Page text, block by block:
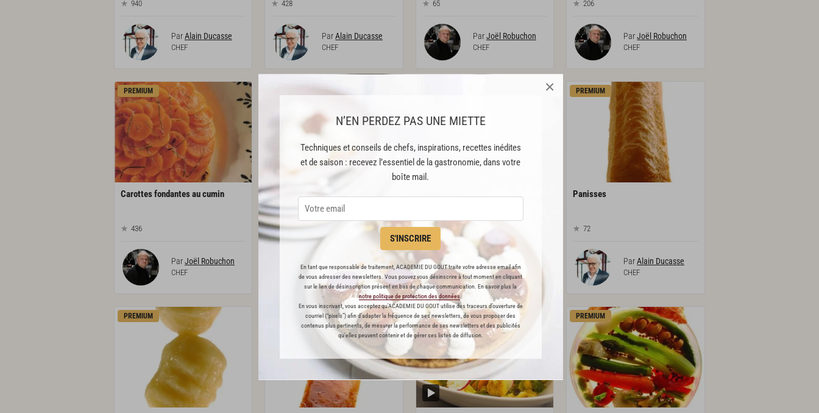
N’EN PERDEZ PAS UNE MIETTE
Techniques et conseils de chefs, inspirations, recettes inédites
et de saison : recevez l’essentiel de la gastronomie, dans votre
boîte mail.
S'INSCRIRE
En tant que responsable de traitement, ACADEMIE DU GOUT traite votre adresse email afin
de vous adresser des newsletters. Vous pouvez vous désinscrire à tout moment en cliquant
sur le lien de désinscription présent en bas de chaque communication. En savoir plus la
notre politique de protection des données.
En vous inscrivant, vous acceptez qu'ACADEMIE DU GOUT utilise des traceurs d’ouverture de
courriel (“pixels”) afin d’adapter la fréquence de ses newsletters, de vous proposer des
contenus plus pertinents, de mesurer la performance de ses newsletters et des publicités
qu’elles peuvent contenir et de gérer ses listes de diffusion.
×
940
ParAlain Ducasse
CHEF
428
ParAlain Ducasse
CHEF
65
ParJoël Robuchon
CHEF
206
ParJoël Robuchon
CHEF
PREMIUM
Carottesfondantesaucumin
436
ParJoël Robuchon
CHEF
Printanièredelégumes
201
Joël Robuchon
CHEF
Marrons confits aux petits
226
ParJoël Robuchon
CHEF
PREMIUM
Panisses
72
ParAlain Ducasse
CHEF
PREMIUM PREMIUM PREMIUM